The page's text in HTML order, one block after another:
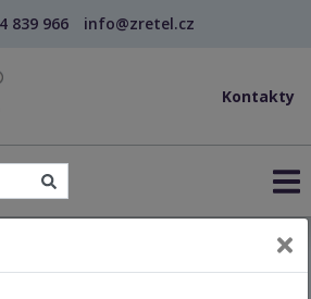
839 966 info@zretel.cz
Kontakty